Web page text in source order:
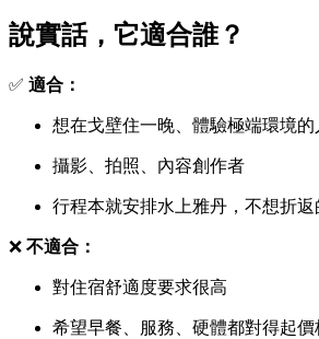
說實話，它適合誰？
✅ 適合：
想在戈壁住一晚、體驗極端環境的
攝影、拍照、內容創作者
行程本就安排水上雅丹，不想折返
❌ 不適合：
對住宿舒適度要求很高
希望早餐、服務、硬體都對得起價